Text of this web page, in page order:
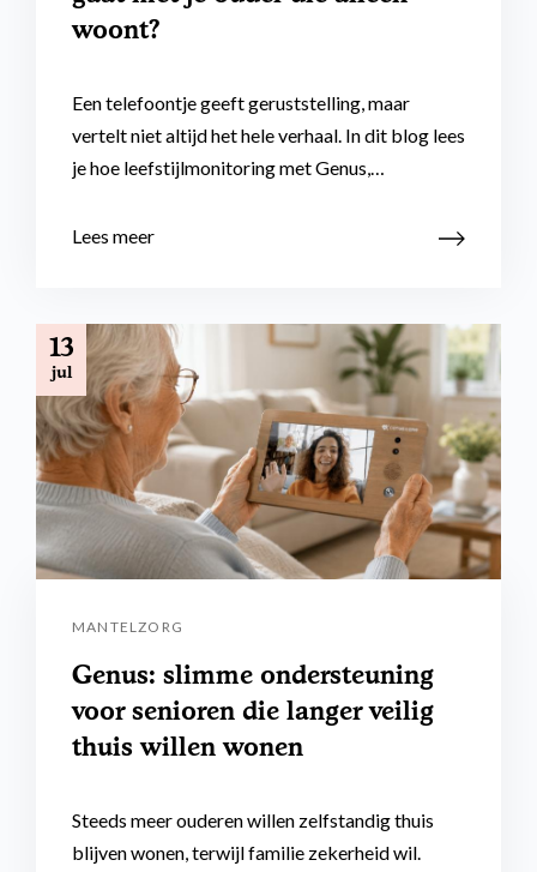
woont?
Een telefoontje geeft geruststelling, maar
vertelt niet altijd het hele verhaal. In dit blog lees
je hoe leefstijlmonitoring met Genus,…
Lees meer
13
jul
MANTELZORG
Genus: slimme ondersteuning
voor senioren die langer veilig
thuis willen wonen
Steeds meer ouderen willen zelfstandig thuis
blijven wonen, terwijl familie zekerheid wil.